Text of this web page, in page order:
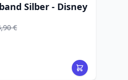
Silber - Disney
€